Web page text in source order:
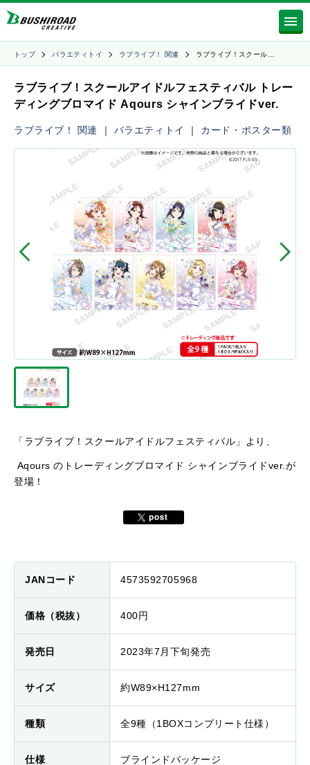
トップ バラエティトイ ラブライブ！ 関連 ラブライブ！スクール…
ラブライブ！スクールアイドルフェスティバル トレー
ディングブロマイド Aqours シャインブライドver.
ラブライブ！ 関連 ｜ バラエティトイ ｜ カード・ポスター類
「ラブライブ！スクールアイドルフェスティバル」より、
Aqours のトレーディングブロマイド シャインブライドver.が
登場！
JANコード 4573592705968
価格（税抜） 400円
発売日 2023年7月下旬発売
サイズ 約W89×H127mm
種類 全9種（1BOXコンプリート仕様）
仕様 ブラインドパッケージ